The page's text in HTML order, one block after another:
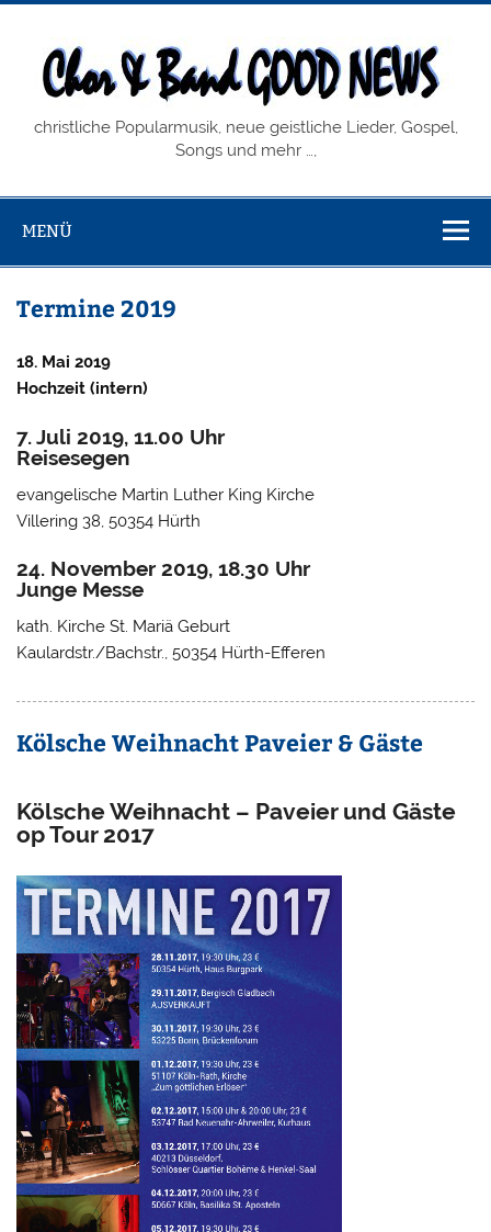
Zum
Chor & Band
GOOD NEWS
christliche Popularmusik, neue geistliche Lieder, Gospel,
Songs und mehr …,
MENÜ
Termine 2019
18. Mai 2019
Hochzeit (intern)
7. Juli 2019, 11.00 Uhr
Reisesegen
evangelische Martin Luther King Kirche
Villering 38, 50354 Hürth
24. November 2019, 18.30 Uhr
Junge Messe
kath. Kirche St. Mariä Geburt
Kaulardstr./Bachstr., 50354 Hürth-Efferen
Kölsche Weihnacht Paveier & Gäste
Kölsche Weihnacht – Paveier und Gäste
op Tour 2017